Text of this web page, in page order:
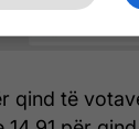
qind të